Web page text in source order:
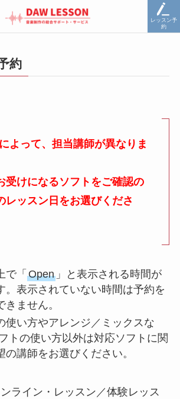
レッスン予
約
約
よって、担当講師が異なりま
受けになるソフトをご確認の
レッスン日をお選びくださ
で「 Open」と表示される時間が
。表示されていない時間は予約を
ません。
使い方やアレンジ／ミックスな
トの使い方以外は対応ソフトに関
の講師をお選びください。
ライン・レッスン／体験レッス